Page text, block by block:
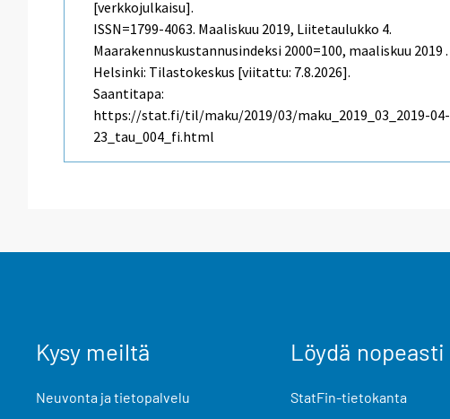
[verkkojulkaisu].
ISSN=1799-4063. Maaliskuu 2019, Liitetaulukko 4.
Maarakennuskustannusindeksi 2000=100, maaliskuu 2019 .
Helsinki: Tilastokeskus [viitattu: 7.8.2026].
Saantitapa:
https://stat.fi/til/maku/2019/03/maku_2019_03_2019-04-
23_tau_004_fi.html
Kysy meiltä
Neuvonta ja tietopalvelu
Löydä nopeasti
StatFin-tietokanta